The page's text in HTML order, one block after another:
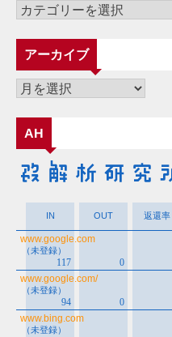
カ
ゴ
リ
ー
アーカイブ
ア
カ
イ
ブ
AH